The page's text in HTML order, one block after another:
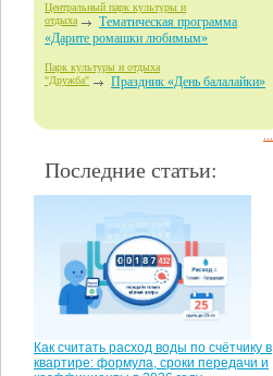
Центральный парк культуры и
отдыха
Тематическая программа
«Дарите ромашки любимым»
Парк культуры и отдыха
"Дружба" Праздник «День балалайки»
Последние статьи:
Как считать расход воды по счётчику в
квартире: формула, сроки передачи и